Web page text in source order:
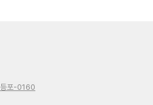
포-0160